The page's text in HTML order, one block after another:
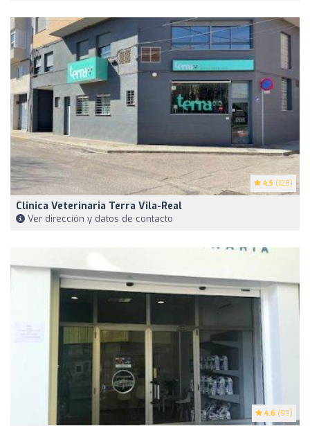
4.5 (128)
Clinica Veterinaria Terra Vila-Real
Ver dirección y datos de contacto
4.6 (99)